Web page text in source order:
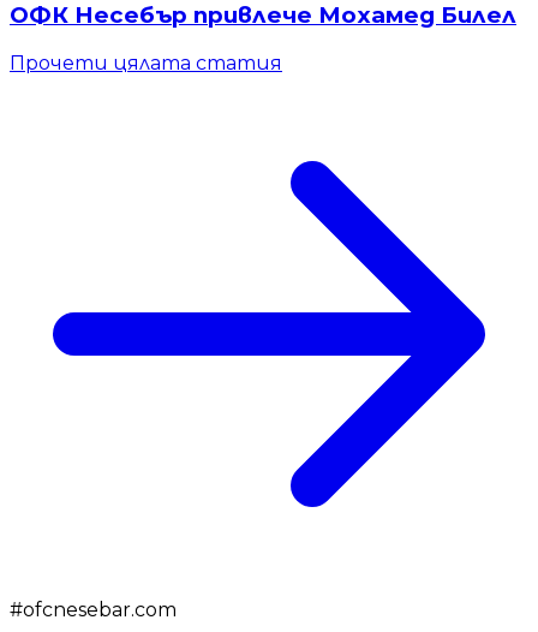
ОФК Несебър привлече Мохамед Билел
Прочети цялата статия
#ofcnesebar.com